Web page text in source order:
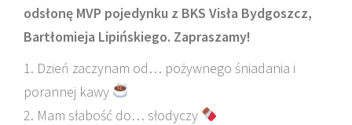
odsłonę MVP pojedynku z BKS Visła Bydgoszcz,
Bartłomieja Lipińskiego. Zapraszamy!
1. Dzień zaczynam od… pożywnego śniadania i
porannej kawy
2. Mam słabość do… słodyczy